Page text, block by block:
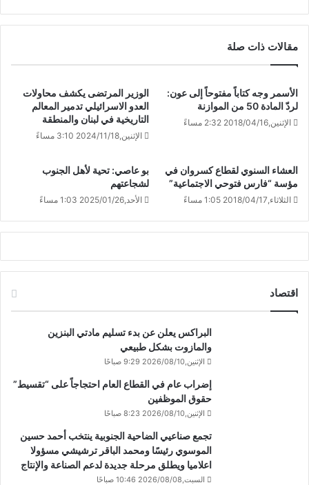
مقالات ذات صلة
الأسمر وجه كتاباً مفتوحاً إلى عون:
لردّ المادة 50 من الموازنة
الإثنين,2018/04/16 2:32 مساءً
الوزير المرتضى يكشف محاولات
العدو الاسرائيلي تدمير المعالم
التاريخية في لبنان والمنطقة
الإثنين,2024/11/18 3:10 مساءً
العشاء السنوي لقطاع كسروان في
مؤسة “فارس فتوحي الاجتماعية”
الثلاثاء,2018/04/17 1:05 مساءً
بو عاصي: تحية لأهل الجنوب
لشجاعتهم
الأحد,2025/01/26 1:03 مساءً
اقتصاد
البراكس يعلن عن بدء تسليم مادتي البنزين
والمازوت بشكل طبيعي
الإثنين,2026/08/10 9:29 صباحًا
إضراب عام في القطاع العام احتجاجاً على “تقسيط”
حقوق الموظفين
الإثنين,2026/08/10 8:23 صباحًا
تجمع صناعيي الضاحية الجنوبية ينتخب أحمد حسين
الموسوي رئيسًا ومحمد الباقر ترشيشي مسؤولا
اعلاميا ويطلق مرحلة جديدة لدعم الصناعة والإنتاج
السبت,2026/08/08 10:46 صباحًا